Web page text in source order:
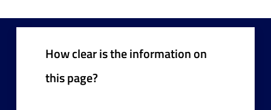
How clear is the information on
this page?